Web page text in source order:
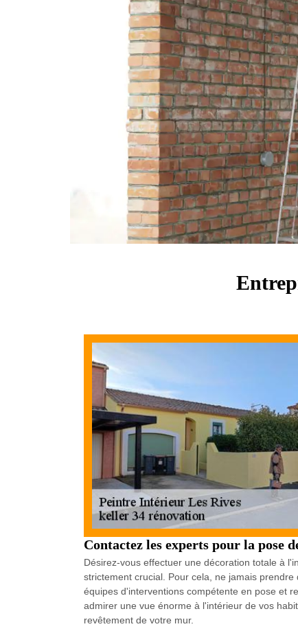
Contactez les experts pour la pose
Désirez-vous effectuer une décoration totale à
strictement crucial. Pour cela, ne jamais
équipes d'interventions compétente en pose et
admirer une vue énorme à l'intérieur de vos
revêtement de votre mur.